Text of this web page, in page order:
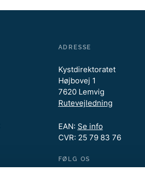
ADRESSE
Kystdirektoratet
Højbovej 1
7620 Lemvig
Rutevejledning
EAN: Se info
CVR: 25 79 83 76
FØLG OS